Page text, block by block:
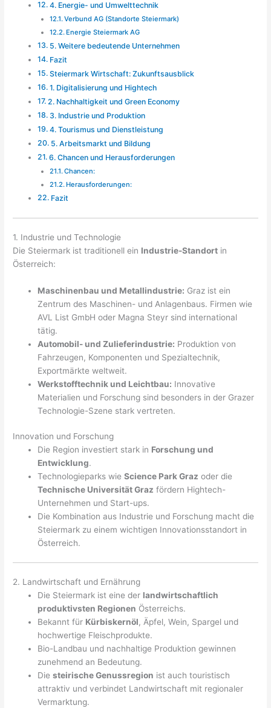
4. Energie- und Umwelttechnik
Verbund AG (Standorte Steiermark)
Energie Steiermark AG
5. Weitere bedeutende Unternehmen
Fazit
Steiermark Wirtschaft: Zukunftsausblick
1. Digitalisierung und Hightech
2. Nachhaltigkeit und Green Economy
3. Industrie und Produktion
4. Tourismus und Dienstleistung
5. Arbeitsmarkt und Bildung
6. Chancen und Herausforderungen
Chancen:
Herausforderungen:
Fazit
1. Industrie und Technologie
Die Steiermark ist traditionell ein Industrie-Standort in
Österreich:
Maschinenbau und Metallindustrie: Graz ist ein
Zentrum des Maschinen- und Anlagenbaus. Firmen wie
AVL List GmbH oder Magna Steyr sind international
tätig.
Automobil- und Zulieferindustrie: Produktion von
Fahrzeugen, Komponenten und Spezialtechnik,
Exportmärkte weltweit.
Werkstofftechnik und Leichtbau: Innovative
Materialien und Forschung sind besonders in der Grazer
Technologie-Szene stark vertreten.
Innovation und Forschung
Die Region investiert stark in Forschung und
Entwicklung.
Technologieparks wieScience Park Graz oder die
Technische Universität Graz fördern Hightech-
Unternehmen und Start-ups.
Die Kombination aus Industrie und Forschung macht die
Steiermark zu einem wichtigen Innovationsstandort in
Österreich.
2. Landwirtschaft und Ernährung
Die Steiermark ist eine der landwirtschaftlich
produktivsten Regionen Österreichs.
Bekannt für Kürbiskernöl, Äpfel, Wein, Spargel und
hochwertige Fleischprodukte.
Bio-Landbau und nachhaltige Produktion gewinnen
zunehmend an Bedeutung.
Diesteirische Genussregion ist auch touristisch
attraktiv und verbindet Landwirtschaft mit regionaler
Vermarktung.